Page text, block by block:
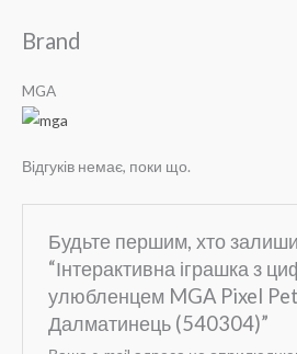
Brand
MGA
Відгуків немає, поки що.
Будьте першим, хто
“Інтерактивна іграшка з
улюбленцем MGA Pixel
Далматинець (540304)”